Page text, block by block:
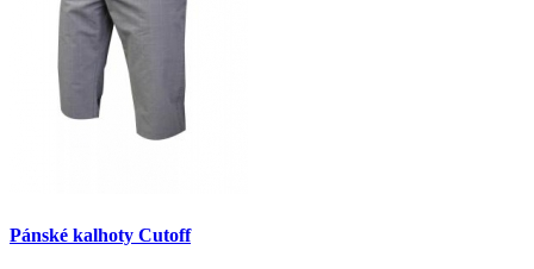
Pánské kalhoty Cutoff